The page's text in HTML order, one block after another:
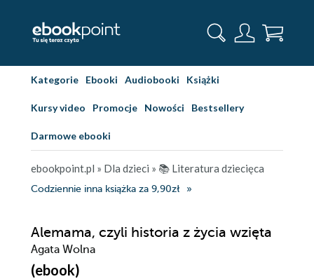
Kategorie Ebooki Audiobooki Książki
Kursy video Promocje Nowości Bestsellery
Darmowe ebooki
ebookpoint.pl » Dla dzieci » 📚 Literatura dziecięca
Codziennie inna książka za 9,90zł
Alemama, czyli historia z życia wzięta
Agata Wolna
(ebook)